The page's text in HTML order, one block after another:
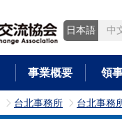
日本語 中
事業概要 領
>
台北事務所 >
台北事務